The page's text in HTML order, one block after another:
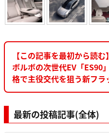
【この記事を最初から読む】
ボルボの次世代EV「ES90
格で主役交代を狙う新フラ
最新の投稿記事(全体)